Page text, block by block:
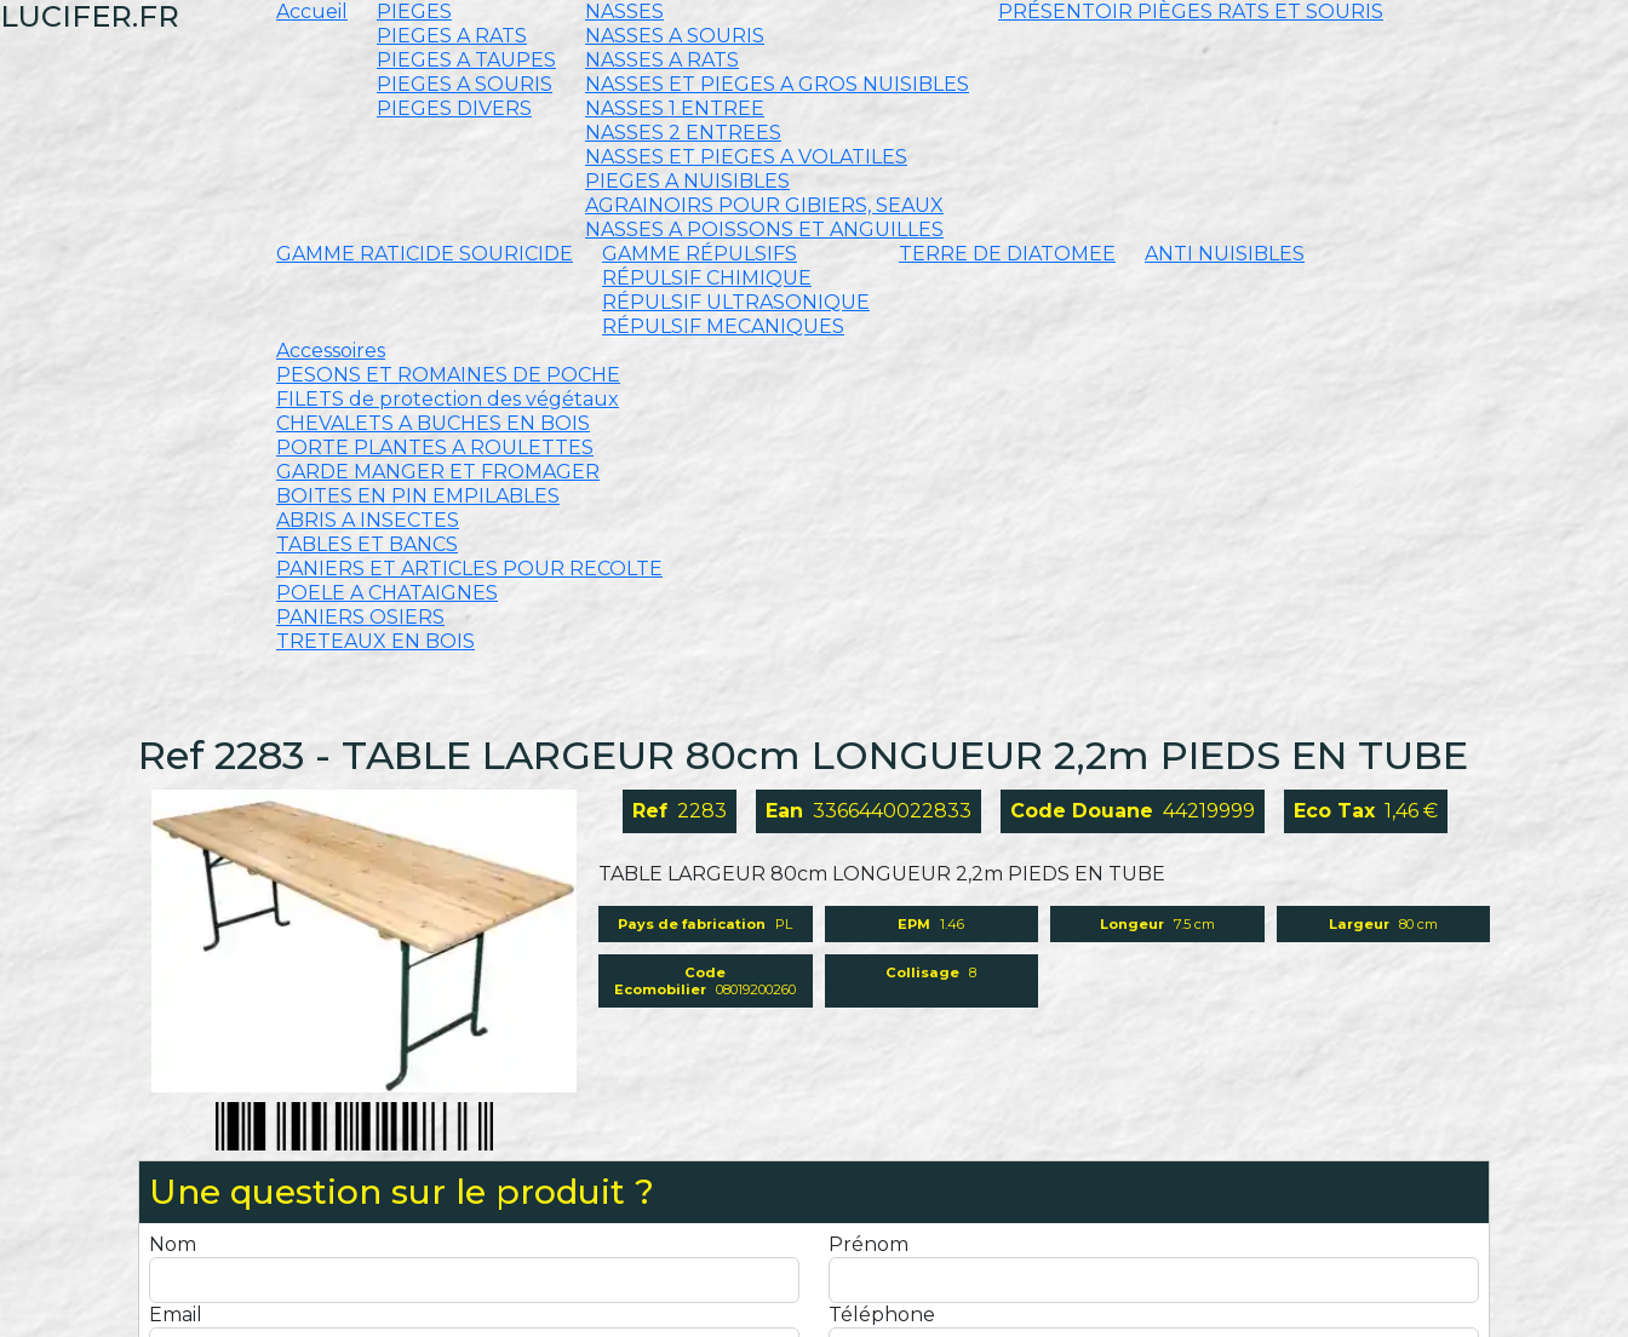
LUCIFER.FR Accueil
PIEGES
PIEGES A RATS
PIEGES A TAUPES
PIEGES A SOURIS
PIEGES DIVERS
NASSES
NASSES A SOURIS
NASSES A RATS
NASSES ET PIEGES A GROS NUISIBLES
NASSES 1 ENTREE
NASSES 2 ENTREES
NASSES ET PIEGES A VOLATILES
PIEGES A NUISIBLES
AGRAINOIRS POUR GIBIERS, SEAUX
NASSES A POISSONS ET ANGUILLES
PRÉSENTOIR PIÈGES RATS ET SOURIS
GAMME RATICIDE SOURICIDE
GAMME RÉPULSIFS
RÉPULSIF CHIMIQUE
RÉPULSIF ULTRASONIQUE
RÉPULSIF MECANIQUES
TERRE DE DIATOMEE ANTI NUISIBLES
Accessoires
PESONS ET ROMAINES DE POCHE
FILETS de protection des végétaux
CHEVALETS A BUCHES EN BOIS
PORTE PLANTES A ROULETTES
GARDE MANGER ET FROMAGER
BOITES EN PIN EMPILABLES
ABRIS A INSECTES
TABLES ET BANCS
PANIERS ET ARTICLES POUR RECOLTE
POELE A CHATAIGNES
PANIERS OSIERS
TRETEAUX EN BOIS
Ref 2283 - TABLE LARGEUR 80cm LONGUEUR 2,2m PIEDS EN TUBE
Ref 2283 Ean 3366440022833 Code Douane 44219999 Eco Tax 1,46 €
TABLE LARGEUR 80cm LONGUEUR 2,2m PIEDS EN TUBE
Pays de fabrication PL EPM 1.46 Longeur 7.5 cm Largeur 80 cm
Code
Ecomobilier 08019200260
Collisage 8
Une question sur le produit ?
Nom Prénom
Email Téléphone